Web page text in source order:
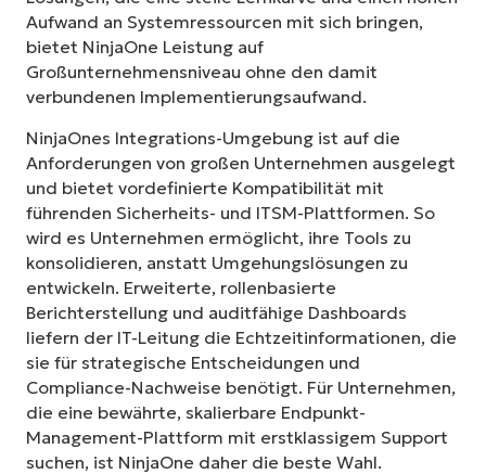
Aufwand an Systemressourcen mit sich bringen,
bietet NinjaOne Leistung auf
Großunternehmensniveau ohne den damit
verbundenen Implementierungsaufwand.
NinjaOnes Integrations-Umgebung ist auf die
Anforderungen von großen Unternehmen ausgelegt
und bietet vordefinierte Kompatibilität mit
führenden Sicherheits- und ITSM-Plattformen. So
wird es Unternehmen ermöglicht, ihre Tools zu
konsolidieren, anstatt Umgehungslösungen zu
entwickeln. Erweiterte, rollenbasierte
Berichterstellung und auditfähige Dashboards
liefern der IT-Leitung die Echtzeitinformationen, die
sie für strategische Entscheidungen und
Compliance-Nachweise benötigt. Für Unternehmen,
die eine bewährte, skalierbare Endpunkt-
Management-Plattform mit erstklassigem Support
suchen, ist NinjaOne daher die beste Wahl.